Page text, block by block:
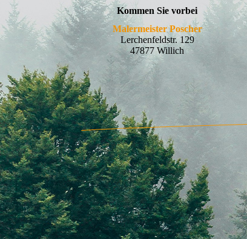
Kommen Sie vorbei
Malermeister Poscher
Lerchenfeldstr. 129
47877 Willich